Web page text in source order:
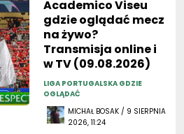
Academico Viseu
gdzie oglądać mecz
na żywo?
Transmisja online i
w TV (09.08.2026)
LIGA PORTUGALSKA GDZIE
OGLĄDAĆ
MICHAŁ BOSAK / 9 SIERPNIA
2026, 11:24